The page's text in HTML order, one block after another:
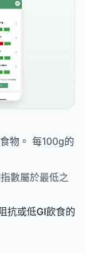
物。 每100g的
數屬於最低之
抗或低GI飲食的